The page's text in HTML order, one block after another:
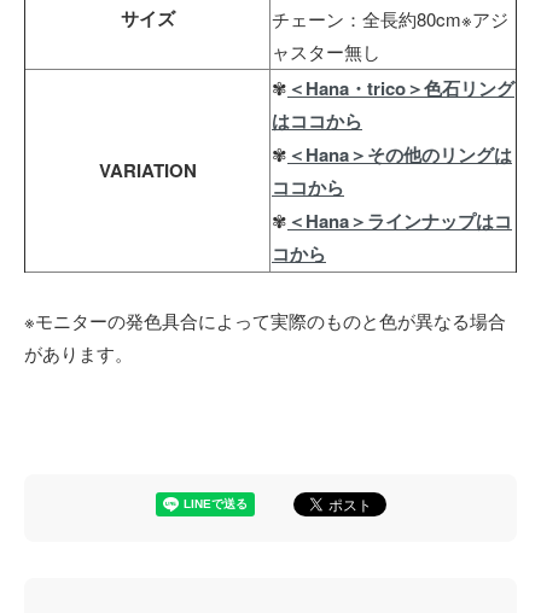
サイズ
チェーン：全長約80cm※アジ
ャスター無し
VARIATION
✾＜Hana・trico＞色石リング
はココから
✾＜Hana＞その他のリングは
ココから
✾＜Hana＞ラインナップはコ
コから
※モニターの発色具合によって実際のものと色が異なる場合
があります。